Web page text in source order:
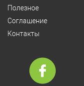
Полезное
Соглашение
Контакты